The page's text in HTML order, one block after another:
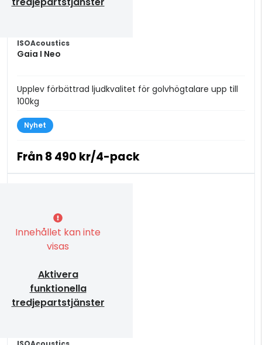
ISOAcoustics
Gaia I Neo
Upplev förbättrad ljudkvalitet för golvhögtalare upp till
100kg
Nyhet
Från8 490 kr/4-pack
Innehållet kan inte
visas
Aktivera
funktionella
tredjepartstjänster